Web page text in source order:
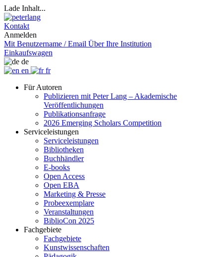
Lade Inhalt...
Kontakt
Anmelden
Mit Benutzername / Email Über Ihre Institution
Einkaufswagen
de
en
fr
Für Autoren
Publizieren mit Peter Lang – Akademische
Veröffentlichungen
Publikationsanfrage
2026 Emerging Scholars Competition
Serviceleistungen
Serviceleistungen
Bibliotheken
Buchhändler
E-books
Open Access
Open EBA
Marketing & Presse
Probeexemplare
Veranstaltungen
BiblioCon 2025
Fachgebiete
Fachgebiete
Kunstwissenschaften